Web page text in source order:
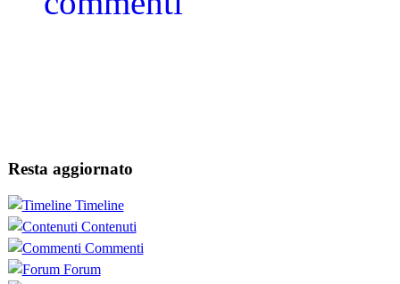
Resta aggiornato
Timeline
Contenuti
Commenti
Forum